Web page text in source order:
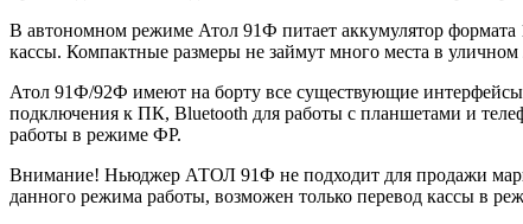
В автономном режиме Атол 91Ф питает аккумулятор формата
кассы. Компактные размеры не займут много места в уличном
Атол 91Ф/92Ф имеют на борту все существующие
подключения к ПК, Bluetooth для работы с планшетами и
работы в режиме ФР.
Внимание! Ньюджер АТОЛ 91Ф не подходит для продажи
данного режима работы, возможен только перевод кассы в